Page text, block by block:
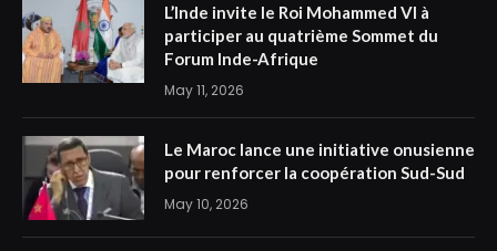
L’Inde invite le Roi Mohammed VI à
participer au quatrième Sommet du
Forum Inde-Afrique
May 11, 2026
Le Maroc lance une initiative onusienne
pour renforcer la coopération Sud-Sud
May 10, 2026